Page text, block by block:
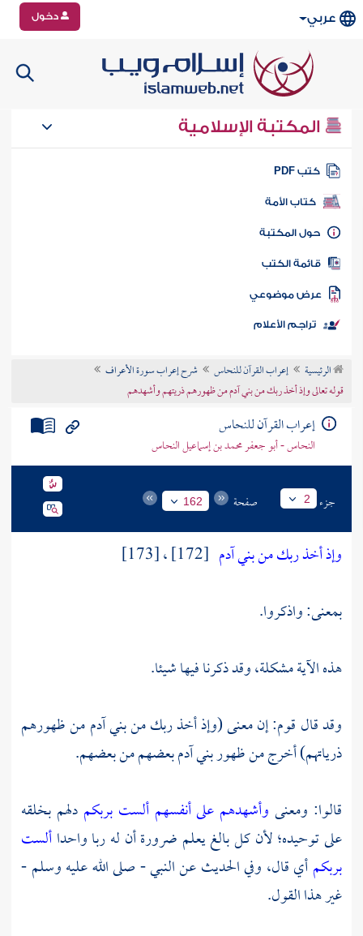
عربي دخول
المكتبة الإسلامية
كتب PDF
كتاب الأمة
المكتبة
الكتب
موضوعي
تراجم الأعلام
الرئيسية إعراب القرآن للنحاس
شرح إعراب سورة الأعراف
قوله تعالى وإذ أخذ ربك من بني آدم من ظهورهم ذريتهم وأشهدهم
إعراب القرآن للنحاس
النحاس - أبو جعفر محمد بن إسماعيل النحاس
جزء 2 صفحة 162
وإذ أخذ ربك من بني آدم [172] ، [173]
بمعنى: واذكروا.
هذه الآية مشكلة، وقد ذكرنا فيها شيئا.
وقد قال قوم: إن معنى (وإذ أخذ ربك من بني آدم من ظهورهم
ذرياتهم) أخرج من ظهور بنيآدمبعضهم من بعضهم.
قالوا: ومعنى وأشهدهم على أنفسهم ألست بربكم دلهم بخلقه
على توحيده؛ لأن كل بالغ يعلم ضرورة أن له ربا واحداألست
بربكمأي قال، وفي الحديث عن النبي - صلى الله عليه وسلم -
غير هذا القول.